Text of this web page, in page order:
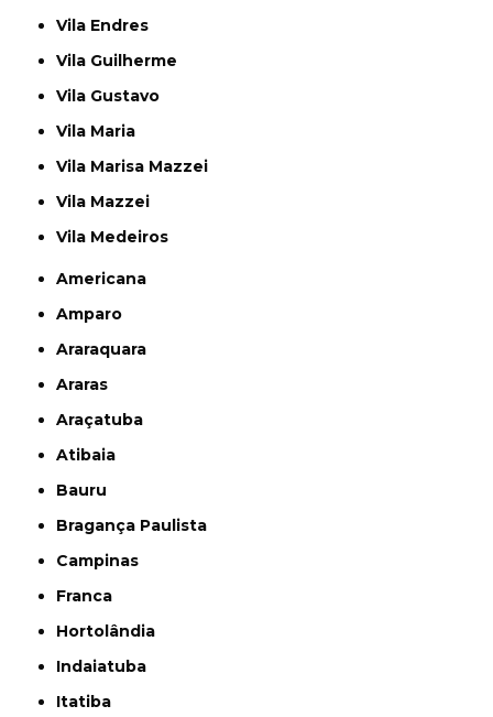
Vila Endres
Vila Guilherme
Vila Gustavo
Vila Maria
Vila Marisa Mazzei
Vila Mazzei
Vila Medeiros
Americana
Amparo
Araraquara
Araras
Araçatuba
Atibaia
Bauru
Bragança Paulista
Campinas
Franca
Hortolândia
Indaiatuba
Itatiba